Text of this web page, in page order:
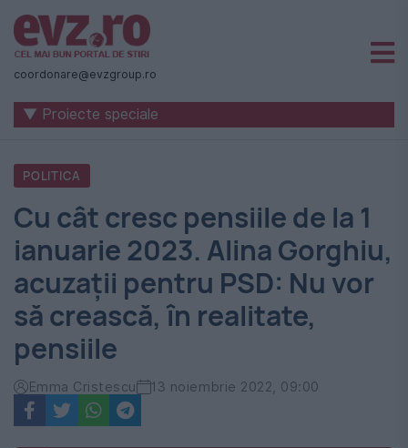
Știri
naționale
internaționale
România
-
Evenimentul
Zilei
coordonare@evzgroup.ro
▼ Proiecte speciale
POLITICA
Cu cât cresc pensiile de la 1
ianuarie 2023. Alina Gorghiu,
acuzații pentru PSD: Nu vor
să crească, în realitate,
pensiile
Emma Cristescu 13 noiembrie 2022, 09:00